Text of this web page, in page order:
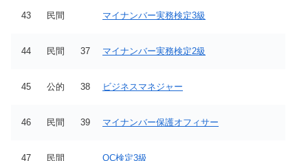
43 民間 マイナンバー実務検定3級
44 民間 37 マイナンバー実務検定2級
45 公的 38 ビジネスマネジャー
46 民間 39 マイナンバー保護オフィサー
47 民間 QC検定3級